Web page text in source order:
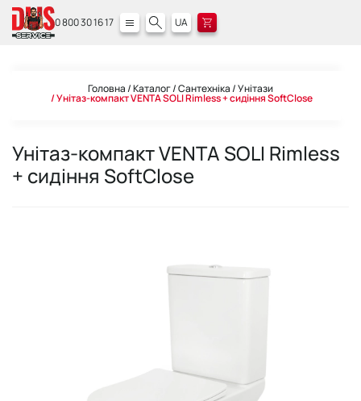
0 800 30 16 17 UA
Головна Каталог Сантехніка Унітази
Унітаз-компакт VENTA SOLI Rimless + сидіння SoftClose
Унітаз-компакт VENTA SOLI Rimless
+ сидіння SoftClose